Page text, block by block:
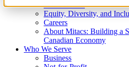
What We Do
Equity, Diversity, and
Careers
About Mitacs: Building a
Canadian Economy
Who We Serve
Business